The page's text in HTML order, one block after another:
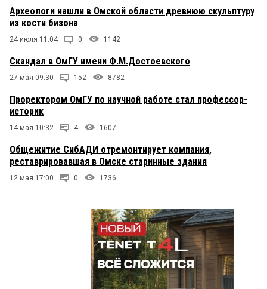
мастеров» и фразу оттуда: "«Умер, умер
проклятый метельщик!»
Археологи нашли в Омской области древнюю скульптуру
из кости бизона
24 июля 11:04 0 1142
Скандал в ОмГУ имени Ф.М.Достоевского
27 мая 09:30 152 8782
Проректором ОмГУ по научной работе стал профессор-
историк
14 мая 10:32 4 1607
Общежитие СибАДИ отремонтирует компания,
реставрировавшая в Омске старинные здания
12 мая 17:00 0 1736